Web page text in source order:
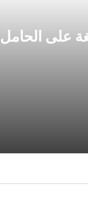
على الحامل